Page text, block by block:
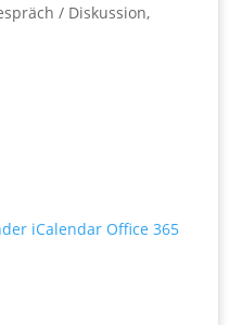
/ Diskussion,
iCalendar Office 365